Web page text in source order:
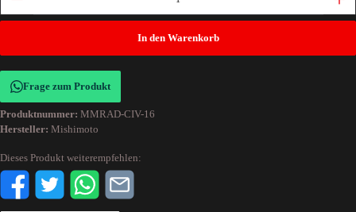
In den Warenkorb
Frage zum Produkt
Produktnummer: MMRAD-CIV-16
Hersteller: Mishimoto
Dieses Produkt weiterempfehlen: